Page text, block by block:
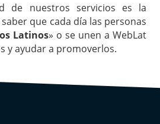
de nuestros servicios es la
que cada día las personas
Latinos» o se unen a WebLat
y ayudar a promoverlos.